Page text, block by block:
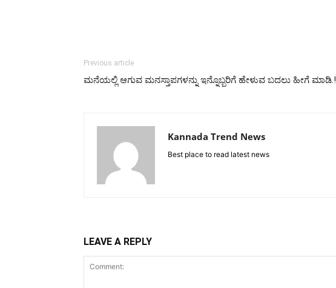
Previous article
ಮನೆಯಲ್ಲಿ ಆಗುವ ಮನಸ್ತಾಪಗಳನ್ನು ಇನ್ನೊಬ್ಬರಿಗೆ ಹೇಳುವ ಬದಲು ಹೀಗೆ ಮಾಡಿ.!
Kannada Trend News
Best place to read latest news
LEAVE A REPLY